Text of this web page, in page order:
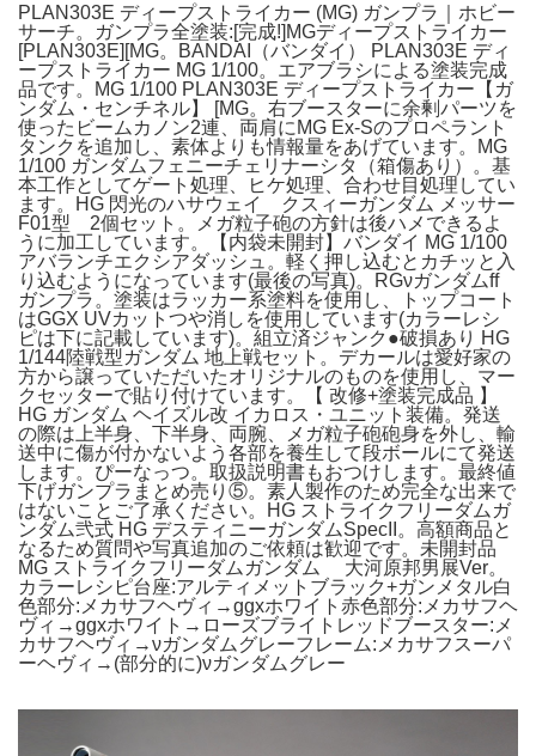
PLAN303E ディープストライカー (MG) ガンプラ｜ホビー
サーチ。ガンプラ全塗装:[完成!]MGディープストライカー
[PLAN303E][MG。BANDAI（バンダイ） PLAN303E ディ
ープストライカー MG 1/100。エアブラシによる塗装完成
品です。MG 1/100 PLAN303E ディープストライカー【ガ
ンダム・センチネル】 [MG。右ブースターに余剰パーツを
使ったビームカノン2連、両肩にMG Ex-Sのプロペラント
タンクを追加し、素体よりも情報量をあげています。MG
1/100 ガンダムフェニーチェリナーシタ（箱傷あり）。基
本工作としてゲート処理、ヒケ処理、合わせ目処理してい
ます。HG 閃光のハサウェイ クスィーガンダム メッサー
F01型 2個セット。メガ粒子砲の方針は後ハメできるよ
うに加工しています。【内袋未開封】バンダイ MG 1/100
アバランチエクシアダッシュ。軽く押し込むとカチッと入
り込むようになっています(最後の写真)。RGνガンダムff
ガンプラ。塗装はラッカー系塗料を使用し、トップコート
はGGX UVカットつや消しを使用しています(カラーレシ
ピは下に記載しています)。組立済ジャンク●破損あり HG
1/144陸戦型ガンダム 地上戦セット。デカールは愛好家の
方から譲っていただいたオリジナルのものを使用し、マー
クセッターで貼り付けています。【 改修+塗装完成品 】
HG ガンダム ヘイズル改 イカロス・ユニット装備。発送
の際は上半身、下半身、両腕、メガ粒子砲砲身を外し、輸
送中に傷が付かないよう各部を養生して段ボールにて発送
します。ぴーなっつ。取扱説明書もおつけします。最終値
下げガンプラまとめ売り⑤。素人製作のため完全な出来で
はないことご了承ください。HG ストライクフリーダムガ
ンダム弐式 HG デスティニーガンダムSpecII。高額商品と
なるため質問や写真追加のご依頼は歓迎です。未開封品
MG ストライクフリーダムガンダム 大河原邦男展Ver。
カラーレシピ台座:アルティメットブラック+ガンメタル白
色部分:メカサフヘヴィ→ggxホワイト赤色部分:メカサフヘ
ヴィ→ggxホワイト→ローズブライトレッドブースター:メ
カサフヘヴィ→νガンダムグレーフレーム:メカサフスーパ
ーヘヴィ→(部分的に)νガンダムグレー